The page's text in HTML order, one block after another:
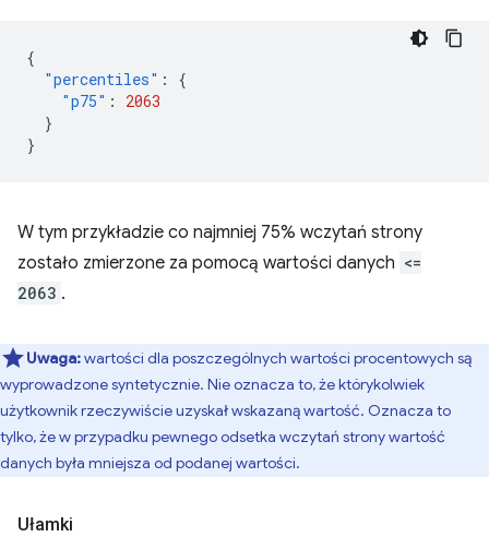
{
"percentiles" :
{
"p75" :
2063
}
}
W tym przykładzie co najmniej 75% wczytań strony
zostało zmierzone za pomocą wartości danych <=
2063 .
Uwaga:wartości dla poszczególnych wartości procentowych są
wyprowadzone syntetycznie. Nie oznacza to, że którykolwiek
użytkownik rzeczywiście uzyskał wskazaną wartość. Oznacza to
tylko, że w przypadku pewnego odsetka wczytań strony wartość
danych była mniejsza od podanej wartości.
Ułamki